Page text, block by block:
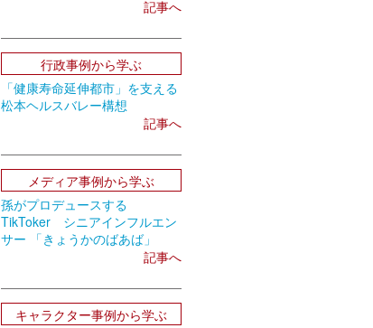
記事へ
行政事例から学ぶ
「健康寿命延伸都市」を支える
松本ヘルスバレー構想
記事へ
メディア事例から学ぶ
孫がプロデュースする
TikToker シニアインフルエン
サー 「きょうかのばあば」
記事へ
キャラクター事例から学ぶ